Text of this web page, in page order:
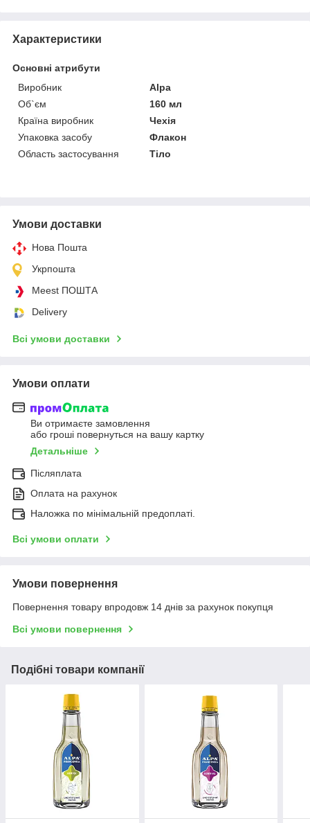
Характеристики
Основні атрибути
Виробник
Alpa
Об`єм
160 мл
Країна виробник
Чехія
Упаковка засобу
Флакон
Область застосування
Тіло
Умови доставки
Нова Пошта
Укрпошта
Meest ПОШТА
Delivery
Всі умови доставки
Умови оплати
Ви отримаєте замовлення
або гроші повернуться на вашу картку
Детальніше
Післяплата
Оплата на рахунок
Наложка по мінімальній предоплаті.
Всі умови оплати
Умови повернення
Повернення товару впродовж 14 днів за рахунок покупця
Всі умови повернення
Подібні товари компанії